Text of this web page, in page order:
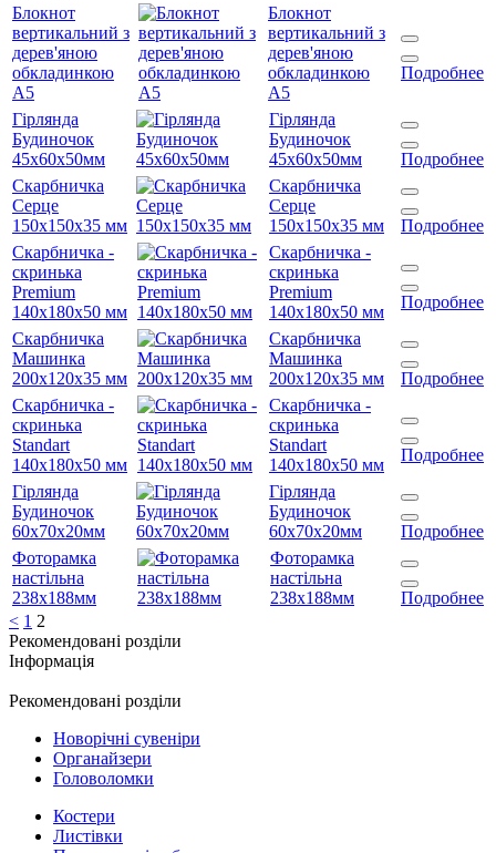
Блокнот
вертикальний з
дерев'яною
обкладинкою
А5
Блокнот
вертикальний з
дерев'яною
обкладинкою
А5
Подробнее
Гірлянда
Будиночок
45х60х50мм
Гірлянда
Будиночок
45х60х50мм
Подробнее
Скарбничка
Серце
150х150х35 мм
Скарбничка
Серце
150х150х35 мм
Подробнее
Скарбничка -
скринька
Premium
140х180х50 мм
Скарбничка -
скринька
Premium
140х180х50 мм
Подробнее
Скарбничка
Машинка
200х120х35 мм
Скарбничка
Машинка
200х120х35 мм
Подробнее
Скарбничка -
скринька
Standart
140х180х50 мм
Скарбничка -
скринька
Standart
140х180х50 мм
Подробнее
Гірлянда
Будиночок
60х70х20мм
Гірлянда
Будиночок
60х70х20мм
Подробнее
Фоторамка
настільна
238х188мм
Фоторамка
настільна
238х188мм
Подробнее
< 1 2
Рекомендовані розділи
Інформація
Рекомендовані розділи
Новорічні сувеніри
Органайзери
Головоломки
Костери
Листівки